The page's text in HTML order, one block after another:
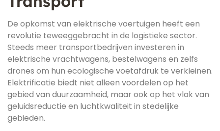
De opkomst van elektrische voertuigen heeft een
revolutie teweeggebracht in de logistieke sector.
Steeds meer transportbedrijven investeren in
elektrische vrachtwagens, bestelwagens en zelfs
drones om hun ecologische voetafdruk te verkleinen.
Elektrificatie biedt niet alleen voordelen op het
gebied van duurzaamheid, maar ook op het vlak van
geluidsreductie en luchtkwaliteit in stedelijke
gebieden.